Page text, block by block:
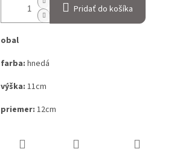
Pridať do košíka
obal
farba: hnedá
výška: 11cm
priemer: 12cm